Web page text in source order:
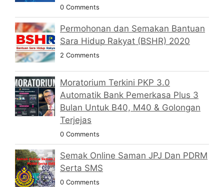
0 Comments
Permohonan dan Semakan Bantuan
Sara Hidup Rakyat (BSHR) 2020
2 Comments
Moratorium Terkini PKP 3.0
Automatik Bank Pemerkasa Plus 3
Bulan Untuk B40, M40 & Golongan
Terjejas
0 Comments
Semak Online Saman JPJ Dan PDRM
Serta SMS
0 Comments